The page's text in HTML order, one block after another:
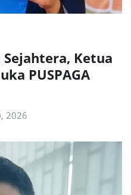
Ketua
PUSPAGA
2026